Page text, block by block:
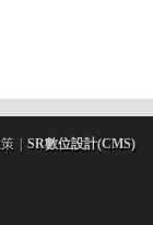
頁
SR數位設計(CMS)